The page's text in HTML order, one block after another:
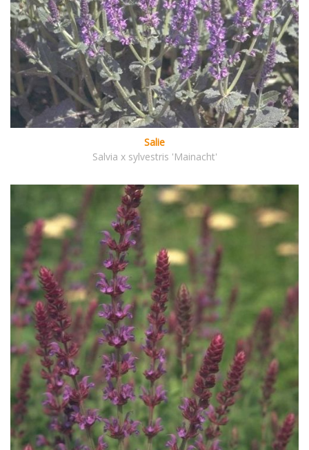
Salie
Salvia x sylvestris 'Mainacht'